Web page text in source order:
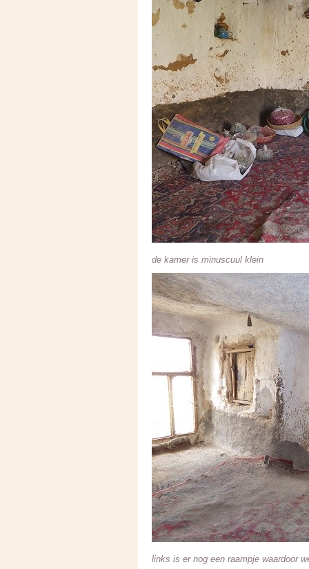
de kamer is minuscuul klein
links is er nog een raampje waardoor